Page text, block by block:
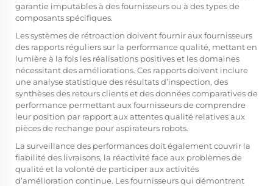
garantie imputables à des fournisseurs ou à des types de
composants spécifiques.
Les systèmes de rétroaction doivent fournir aux fournisseurs
des rapports réguliers sur la performance qualité, mettant en
lumière à la fois les réalisations positives et les domaines
nécessitant des améliorations. Ces rapports doivent inclure
une analyse statistique des résultats d’inspection, des
synthèses des retours clients et des données comparatives de
performance permettant aux fournisseurs de comprendre
leur position par rapport aux attentes qualité relatives aux
pièces de rechange pour aspirateurs robots.
La surveillance des performances doit également couvrir la
fiabilité des livraisons, la réactivité face aux problèmes de
qualité et la volonté de participer aux activités
d’amélioration continue. Les fournisseurs qui démontrent